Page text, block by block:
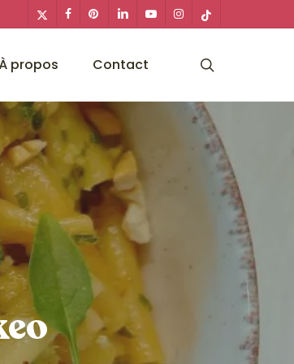
x-
twitter
facebookpinterestlinkedinyoutubeinstagram
tiktok
À propos Contact